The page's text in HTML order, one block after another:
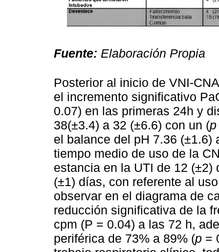
Fuente: Elaboración Propia
Posterior al inicio de VNI-
el incremento significativo
0.07) en las primeras 24h y
38(±3.4) a 32 (±6.6) con un (p
el balance del pH 7.36 (±1.6)
tiempo medio de uso de la
estancia en la UTI de 12
(±1) días, con referente al
observar en el diagrama de
reducción significativa de la
cpm (P = 0.04) a las 72 h,
periférica de 73% a 89% (p =